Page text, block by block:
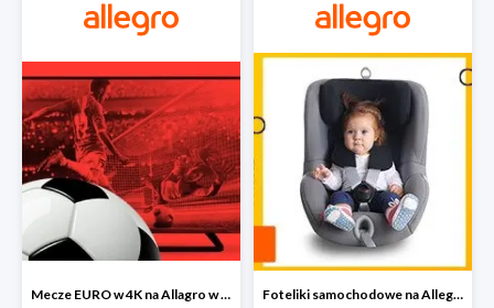
Mecze EURO w 4K na Allagro w super cenach Foteliki samochodowe na Allegro w super cenach